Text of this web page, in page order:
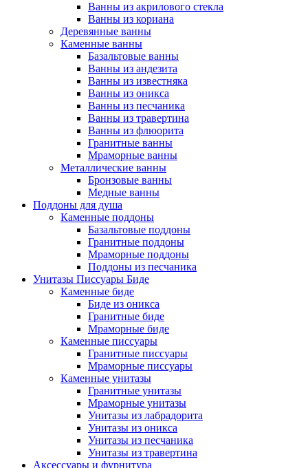
Ванны из акрилового стекла
Ванны из кориана
Деревянные ванны
Каменные ванны
Базальтовые ванны
Ванны из андезита
Ванны из известняка
Ванны из оникса
Ванны из песчаника
Ванны из травертина
Ванны из флюорита
Гранитные ванны
Мраморные ванны
Металлические ванны
Бронзовые ванны
Медные ванны
Поддоны для душа
Каменные поддоны
Базальтовые поддоны
Гранитные поддоны
Мраморные поддоны
Поддоны из песчаника
Унитазы Писсуары Биде
Каменные биде
Биде из оникса
Гранитные биде
Мраморные биде
Каменные писсуары
Гранитные писсуары
Мраморные писсуары
Каменные унитазы
Гранитные унитазы
Мраморные унитазы
Унитазы из лабрадорита
Унитазы из оникса
Унитазы из песчаника
Унитазы из травертина
Аксессуары и фурнитура